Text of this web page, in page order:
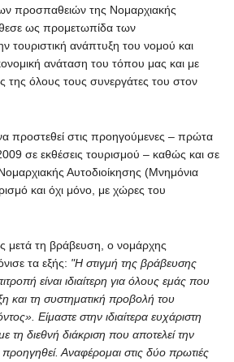
προσπαθειών της Νομαρχιακής
ως προμετωπίδα των
τουριστική ανάπτυξη του νομού και
ανάταση του τόπου μας και με
της όλους τους συνεργάτες του στον
προστεθεί στις προηγούμενες – πρώτα
σε εκθέσεις τουρισμού – καθώς και σε
Αυτοδιοίκησης (Μνημόνια
και όχι μόνο, με χώρες του
τη βράβευση, ο νομάρχης
τα εξής: "Η στιγμή της βράβευσης
είναι ιδιαίτερη για όλους εμάς που
και τη συστηματική προβολή του
Είμαστε στην ιδιαίτερα ευχάριστη
διεθνή διάκριση που αποτελεί την
Αναφέρομαι στις δύο πρωτιές